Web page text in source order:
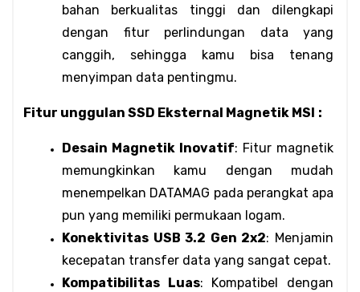
bahan berkualitas tinggi dan dilengkapi
dengan fitur perlindungan data yang
canggih, sehingga kamu bisa tenang
menyimpan data pentingmu.
Fitur unggulan SSD Eksternal Magnetik MSI :
Desain Magnetik Inovatif: Fitur magnetik
memungkinkan kamu dengan mudah
menempelkan DATAMAG pada perangkat apa
pun yang memiliki permukaan logam.
Konektivitas USB 3.2 Gen 2x2: Menjamin
kecepatan transfer data yang sangat cepat.
Kompatibilitas Luas: Kompatibel dengan